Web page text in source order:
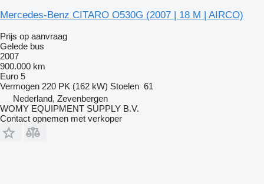
Mercedes-Benz CITARO O530G (2007 | 18 M | AIRCO)
Prijs op aanvraag
Gelede bus
2007
900.000 km
Euro 5
Vermogen 220 PK (162 kW) Stoelen 61
Nederland, Zevenbergen
WOMY EQUIPMENT SUPPLY B.V.
Contact opnemen met verkoper